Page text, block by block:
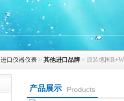
进口仪器仪表 > 其他进口品牌 > 原装德国
产品展示 Products